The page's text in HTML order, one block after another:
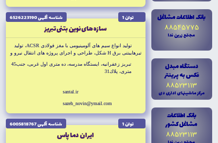
بانک اطلاعات مشاغل
88545775
مجتمع زرين ندا
دستگاه مبدل
فکس به پرينتر
88523113
مرکز ماشينهاى ادارى دى
بانک اطلاعات
مشاغل کشور
88523113
توان 1 شناسه آگهى 6526223190
سازه هاى نوين بتنى تبريز
توليد انواع سيم هاى آلومينيومى با مغز فولادى ACSR، توليد
تيرهايبتنى برق H شكل، طراحى و اجراى پروژه هاى انتقال نيرو و
و اتوماسيون صنعتى
تبريز زعفرانيه، ايستگاه مدرسه، ده مترى اول غربى، جنب45
مترى، پلاك31
santal.ir
sazeh_novin@ymail.com
توان 1 شناسه آگهى 6005818767
ايران دما پاس